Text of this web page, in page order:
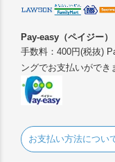
Pay-easy（ペイジー）
手数料：400円(税抜)
ングでお支払いができ
お支払い方法につい